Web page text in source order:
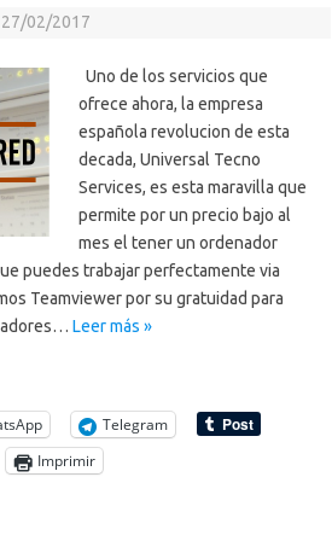
27/02/2017
Uno de los servicios que
ofrece ahora, la empresa
española revolucion de esta
decada, Universal Tecno
Services, es esta maravilla que
permite por un precio bajo al
mes el tener un ordenador
puedes trabajar perfectamente via
Teamviewer por su gratuidad para
Leer más »
Telegram
Imprimir